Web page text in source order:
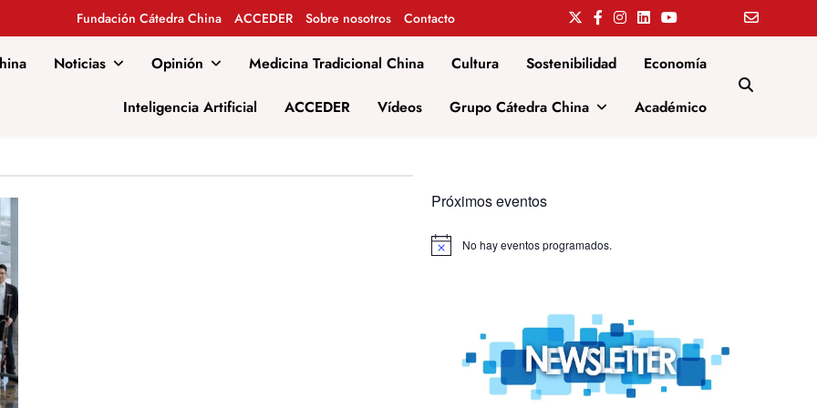
Fundación Cátedra China ACCEDER Sobre nosotros Contacto
Noticias Opinión Medicina Tradicional China Cultura Sostenibilidad Economía
Inteligencia Artificial ACCEDER Vídeos Grupo Cátedra China Académico
Próximos eventos
Aviso No hay eventos programados.